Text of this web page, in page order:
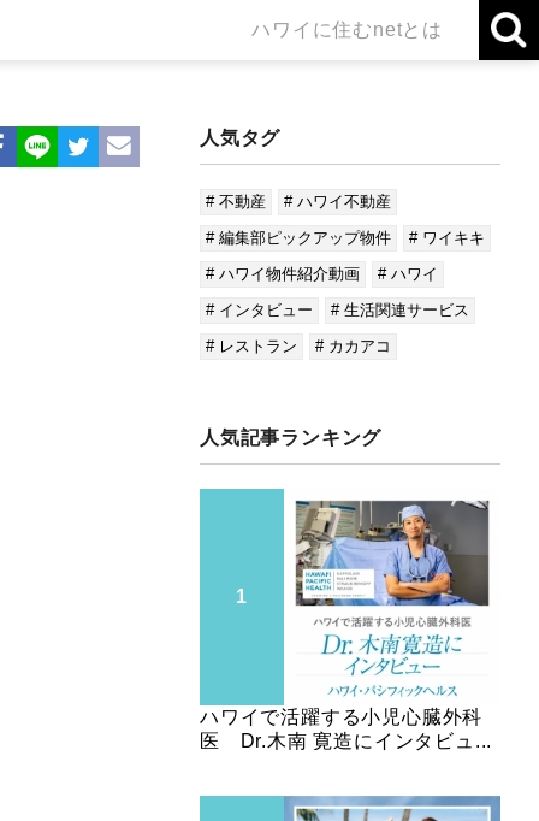
ハワイに住むnetとは
人気タグ
# 不動産
# ハワイ不動産
# 編集部ピックアップ物件
# ワイキキ
# ハワイ物件紹介動画
# ハワイ
# インタビュー
# 生活関連サービス
# レストラン
# カカアコ
人気記事ランキング
ハワイで活躍する小児心臓外科
医 Dr.木南 寛造にインタビュ...